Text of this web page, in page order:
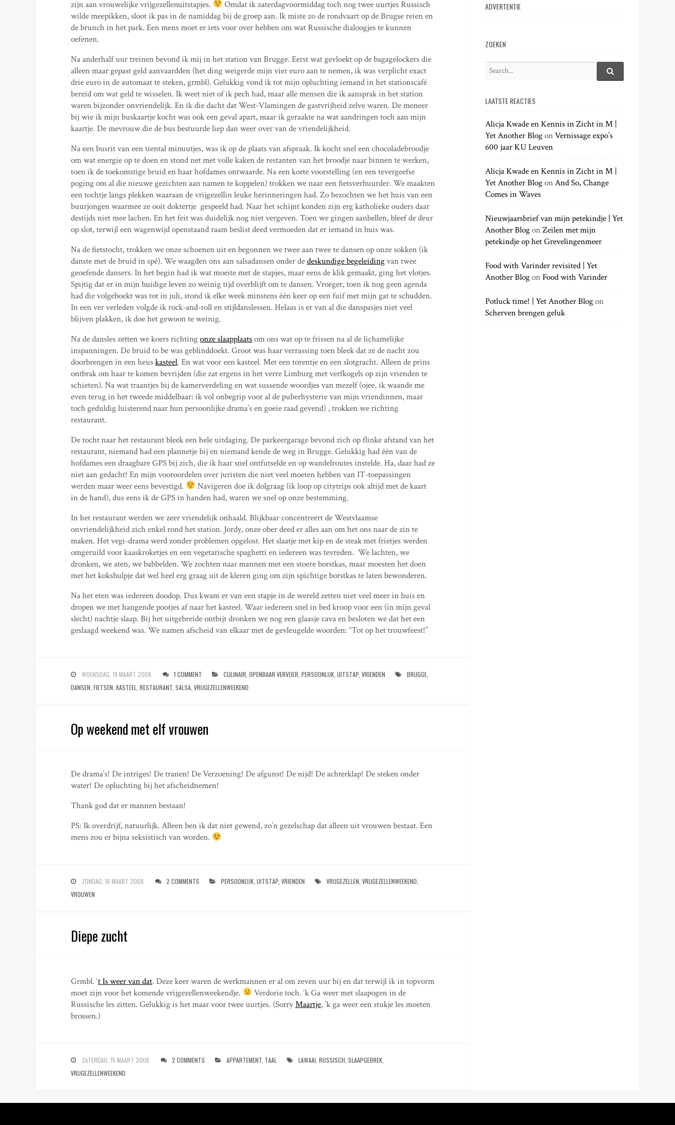
zijn aan vrouwelijke vrijgezellenuitstapjes.
Omdat ik zaterdagvoormiddag toch nog twee uurtjes Russisch
wilde meepikken, sloot ik pas in de namiddag bij de groep aan. Ik miste zo de rondvaart op de Brugse reien en
de brunch in het park. Een mens moet er iets voor over hebben om wat Russische dialoogjes te kunnen
oefenen.
Na anderhalf uur treinen bevond ik mij in het station van Brugge. Eerst wat gevloekt op de bagagelockers die
alleen maar gepast geld aanvaardden (het ding weigerde mijn vier euro aan te nemen, ik was verplicht exact
drie euro in de automaat te steken, grmbl). Gelukkig vond ik tot mijn opluchting iemand in het stationscafé
bereid om wat geld te wisselen. Ik weet niet of ik pech had, maar alle mensen die ik aansprak in het station
waren bijzonder onvriendelijk. En ik die dacht dat West-Vlamingen de gastvrijheid zelve waren. De meneer
bij wie ik mijn buskaartje kocht was ook een geval apart, maar ik geraakte na wat aandringen toch aan mijn
kaartje. De mevrouw die de bus bestuurde liep dan weer over van de vriendelijkheid.
Na een busrit van een tiental minuutjes, was ik op de plaats van afspraak. Ik kocht snel een chocoladebroodje
om wat energie op te doen en stond net met volle kaken de restanten van het broodje naar binnen te werken,
toen ik de toekomstige bruid en haar hofdames ontwaarde. Na een korte voorstelling (en een tevergeefse
poging om al die nieuwe gezichten aan namen te koppelen) trokken we naar een fietsverhuurder. We maakten
een tochtje langs plekken waaraan de vrijgezellin leuke herinneringen had. Zo bezochten we het huis van een
buurjongen waarmee ze ooit doktertje gespeeld had. Naar het schijnt konden zijn erg katholieke ouders daar
destijds niet mee lachen. En het feit was duidelijk nog niet vergeven. Toen we gingen aanbellen, bleef de deur
op slot, terwijl een wagenwijd openstaand raam beslist deed vermoeden dat er iemand in huis was.
Na de fietstocht, trokken we onze schoenen uit en begonnen we twee aan twee te dansen op onze sokken (ik
danste met de bruid in spé). We waagden ons aan salsadansen onder dedeskundige begeleidingvan twee
geoefende dansers. In het begin had ik wat moeite met de stapjes, maar eens de klik gemaakt, ging het vlotjes.
Spijtig dat er in mijn huidige leven zo weinig tijd overblijft om te dansen. Vroeger, toen ik nog geen agenda
had die volgeboekt was tot in juli, stond ik elke week minstens één keer op een fuif met mijn gat te schudden.
In een ver verleden volgde ik rock-and-roll en stijldanslessen. Helaas is er van al die danspasjes niet veel
blijven plakken, ik doe het gewoon te weinig.
Na de dansles zetten we koers richtingonze slaapplaatsom ons wat op te frissen na al de lichamelijke
inspanningen. De bruid to be was geblinddoekt. Groot was haar verrassing toen bleek dat ze de nacht zou
doorbrengen in een heuskasteel. En wat voor een kasteel. Met een torentje en een slotgracht. Alleen de prins
ontbrak om haar te komen bevrijden (die zat ergens in het verre Limburg met verfkogels op zijn vrienden te
schieten). Na wat traantjes bij de kamerverdeling en wat sussende woordjes van mezelf (ojee, ik waande me
even terug in het tweede middelbaar: ik vol onbegrip voor al de puberhysterie van mijn vriendinnen, maar
toch geduldig luisterend naar hun persoonlijke drama’s en goeie raad gevend) , trokken we richting
restaurant.
De tocht naar het restaurant bleek een hele uitdaging. De parkeergarage bevond zich op flinke afstand van het
restaurant, niemand had een plannetje bij en niemand kende de weg in Brugge. Gelukkig had één van de
hofdames een draagbare GPS bij zich, die ik haar snel ontfutselde en op wandelroutes instelde. Ha, daar had ze
niet aan gedacht! En mijn vooroordelen over juristen die niet veel moeten hebben van IT-toepassingen
werden maar weer eens bevestigd.
Navigeren doe ik dolgraag (ik loop op citytrips ook altijd met de kaart
in de hand), dus eens ik de GPS in handen had, waren we snel op onze bestemming.
In het restaurant werden we zeer vriendelijk onhaald. Blijkbaar concentreert de Westvlaamse
onvriendelijkheid zich enkel rond het station. Jordy, onze ober deed er alles aan om het ons naar de zin te
maken. Het vegi-drama werd zonder problemen opgelost. Het slaatje met kip en de steak met frietjes werden
omgeruild voor kaaskroketjes en een vegetarische spaghetti en iedereen was tevreden. We lachten, we
dronken, we aten, we babbelden. We zochten naar mannen met een stoere borstkas, maar moesten het doen
met het kokshulpje dat wel heel erg graag uit de kleren ging om zijn spichtige borstkas te laten bewonderen.
Na het eten was iedereen doodop. Dus kwam er van een stapje in de wereld zetten niet veel meer in huis en
dropen we met hangende pootjes af naar het kasteel. Waar iedereen snel in bed kroop voor een (in mijn geval
slecht) nachtje slaap. Bij het uitgebreide ontbijt dronken we nog een glaasje cava en besloten we dat het een
geslaagd weekend was. We namen afscheid van elkaar met de gevleugelde woorden: “Tot op het trouwfeest!”
WOENSDAG, 19 MAART 2008 1 COMMENT CULINAIR ,OPENBAAR VERVOER ,PERSOONLIJK ,UITSTAP ,VRIENDEN BRUGGE
DANSEN ,FIETSEN ,KASTEEL ,RESTAURANT ,SALSA ,VRIJGEZELLENWEEKEND
Op weekend met elf vrouwen
De drama’s! De intriges! De tranen! De Verzoening! De afgunst! De nijd! De achterklap! De steken onder
water! De opluchting bij het afscheidnemen!
Thank god dat er mannen bestaan!
PS: Ik overdrijf, natuurlijk. Alleen ben ik dat niet gewend, zo’n gezelschap dat alleen uit vrouwen bestaat. Een
mens zou er bijna seksistisch van worden.
ZONDAG, 16 MAART 2008 2 COMMENTS PERSOONLIJK ,UITSTAP ,VRIENDEN VRIJGEZELLEN ,VRIJGEZELLENWEEKEND
VROUWEN
Diepe zucht
Grmbl. ‘t Is weer van dat. Deze keer waren de werkmannen er al om zeven uur bij en dat terwijl ik in topvorm
moet zijn voor het komende vrijgezellenweekendje.
Verdorie toch. ‘k Ga weer met slaapogen in de
Russische les zitten. Gelukkig is het maar voor twee uurtjes. (SorryMaartje, ‘k ga weer een stukje les moeten
brossen.)
ZATERDAG, 15 MAART 2008 2 COMMENTS APPARTEMENT TAAL LAWAAI ,RUSSISCH ,SLAAPGEBREK
VRIJGEZELLENWEEKEND
ADVERTENTIE
ZOEKEN
r
h
f
o
:
S
h
.
LAATSTE REACTIES
Alicja Kwade en Kennis in Zicht in M |
Yet Another BlogonVernissage expo’s
600 jaar KU Leuven
Alicja Kwade en Kennis in Zicht in M |
Yet Another BlogonAnd So, Change
Comes in Waves
Nieuwjaarsbrief van mijn petekindje | Yet
Another BlogonZeilen met mijn
petekindje op het Grevelingenmeer
Food with Varinder revisited | Yet
Another BlogonFood with Varinder
Potluck time! | Yet Another Blogon
Scherven brengen geluk